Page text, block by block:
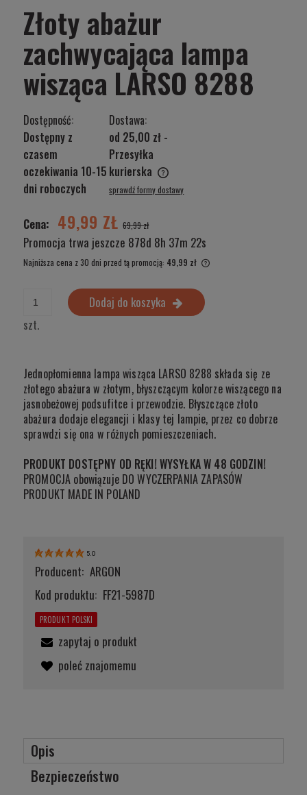
Złoty abażur
zachwycająca lampa
wisząca LARSO 8288
Dostępność:
Dostępny z
czasem
oczekiwania 10-15
dni roboczych
Dostawa:
od 25,00 zł -
Przesyłka
kurierska
Cena nie zawiera ewentualnych kosztów płatności
sprawdź formy dostawy
Cena: 49,99 ZŁ 69,99 zł
Promocja trwa jeszcze 878d 8h 37m 21s
Najniższa cena z 30 dni przed tą promocją: 49,99 zł
szt.
Dodaj do koszyka
Jednopłomienna lampa wisząca LARSO 8288 składa się ze
złotego abażura w złotym, błyszczącym kolorze wiszącego na
jasnobeżowej podsufitce i przewodzie. Błyszczące złoto
abażura dodaje elegancji i klasy tej lampie, przez co dobrze
sprawdzi się ona w różnych pomieszczeniach.
PRODUKT DOSTĘPNY OD RĘKI! WYSYŁKA W 48 GODZIN!
PROMOCJA obowiązuje DO WYCZERPANIA ZAPASÓW
PRODUKT MADE IN POLAND
5.0
Producent: ARGON
Kod produktu: FF21-5987D
PRODUKT POLSKI
zapytaj o produkt
poleć znajomemu
Opis
Bezpieczeństwo